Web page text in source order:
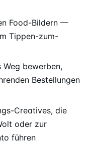
Food-Bildern —
Tippen-zum-
bewerben,
Bestellungen
Creatives, die
oder zur
führen